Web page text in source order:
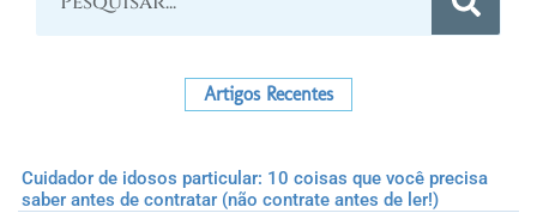
Artigos Recentes
Cuidador de idosos particular: 10 coisas que você precisa
saber antes de contratar (não contrate antes de ler!)